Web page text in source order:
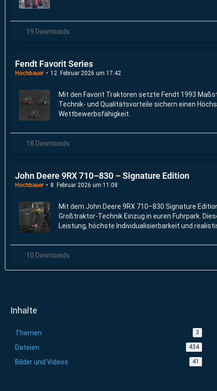
19 Downloads
Fendt Favorit Series
Hochbauer 12. Februar 2026 um 17:42
Mit den Favorit Traktoren setzte Fendt 1993
Technik- und Qualitätsvorteile sichern einen
Wettbewerbsfähigkeit.
18 Downloads
John Deere 9RX 710–830 – Signature Edition
Hochbauer 8. Februar 2026 um 11:08
Mit dem John Deere 9RX 710–830 Signature
Großtraktor-Technik Einzug in euren Fuhrpark.
Leistung, höchste Individualisierbarkeit und
10 Downloads
Inhalte
Themen 3
Dateien 434
Bilder und Videos 41